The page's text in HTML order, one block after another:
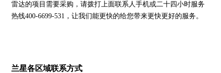
雷达的项目需要采购，请拨打上面联系人手机或二十四小时服务
热线400-6699-531，让我们能更快的给您带来更快更好的服务。
兰星各区域联系方式